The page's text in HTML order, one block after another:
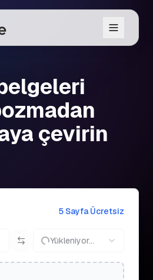
çevirin
5 Sayfa Ücretsiz
Yükleniyor...